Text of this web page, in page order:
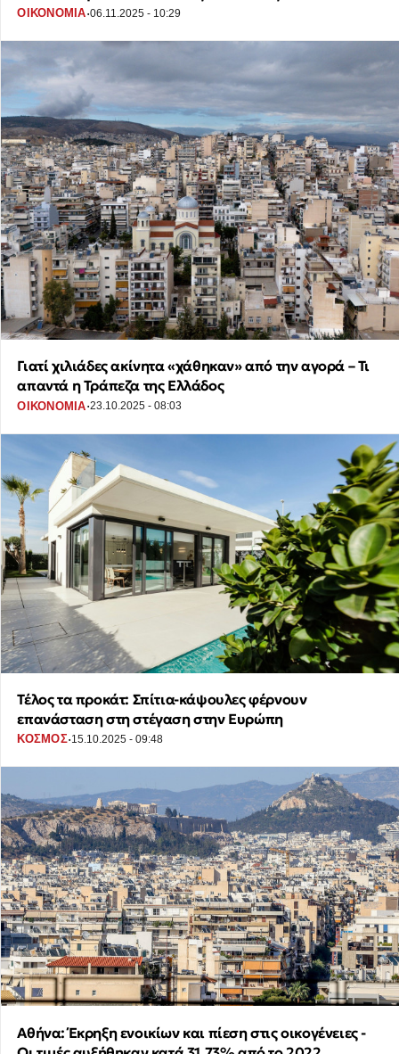
ΟΙΚΟΝΟΜΙΑ·06.11.2025 - 10:29
Γιατί χιλιάδες ακίνητα «χάθηκαν» από την αγορά – Τι
απαντά η Τράπεζα της Ελλάδος
ΟΙΚΟΝΟΜΙΑ·23.10.2025 - 08:03
Τέλος τα προκάτ: Σπίτια-κάψουλες φέρνουν
επανάσταση στη στέγαση στην Ευρώπη
ΚΟΣΜΟΣ·15.10.2025 - 09:48
Αθήνα: Έκρηξη ενοικίων και πίεση στις οικογένειες -